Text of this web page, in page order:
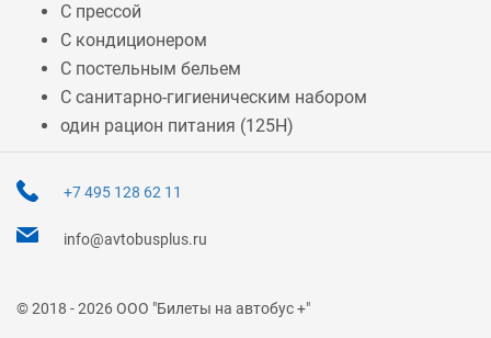
С прессой
С кондиционером
С постельным бельем
С санитарно-гигиеническим набором
один рацион питания (125Н)
+7 495 128 62 11
info@avtobusplus.ru
© 2018 - 2026 ООО "Билеты на автобус +"